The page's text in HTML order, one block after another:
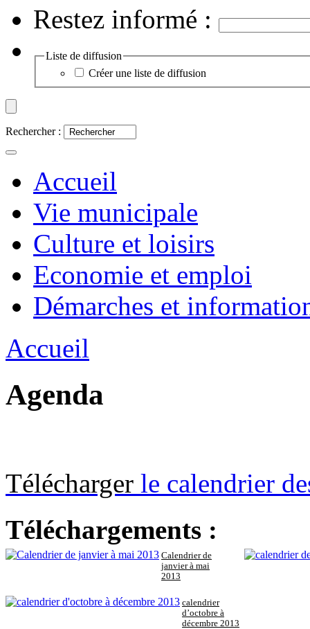
Restez informé :
Liste de diffusion
Créer une liste de diffusion
Rechercher :
Accueil
Vie municipale
Culture et loisirs
Economie et emploi
Démarches et
Accueil
Agenda
Télécharger le calendrier
Téléchargements :
Calendrier de
janvier à mai
2013
calendrier
d’octobre à
décembre 2013